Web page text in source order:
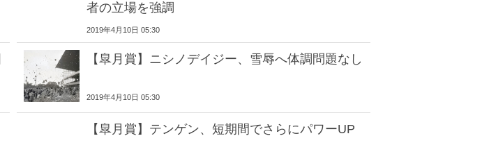
者の立場を強調
2019年4月10日 05:30
【皐月賞】ニシノデイジー、雪辱へ体調問題なし
2019年4月10日 05:30
【皐月賞】テンゲン、短期間でさらにパワーUP